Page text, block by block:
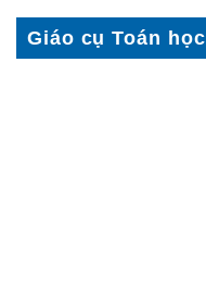
Giáo cụ Toán học